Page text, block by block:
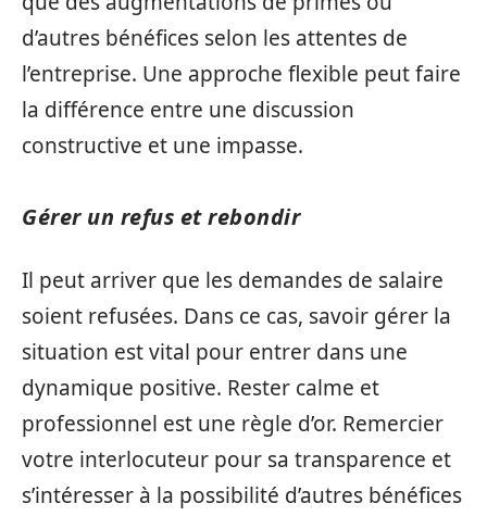
d’autres bénéfices selon les attentes de
l’entreprise. Une approche flexible peut faire
la différence entre une discussion
constructive et une impasse.
Gérer un refus et rebondir
Il peut arriver que les demandes de salaire
soient refusées. Dans ce cas, savoir gérer la
situation est vital pour entrer dans une
dynamique positive. Rester calme et
professionnel est une règle d’or. Remercier
votre interlocuteur pour sa transparence et
s’intéresser à la possibilité d’autres bénéfices